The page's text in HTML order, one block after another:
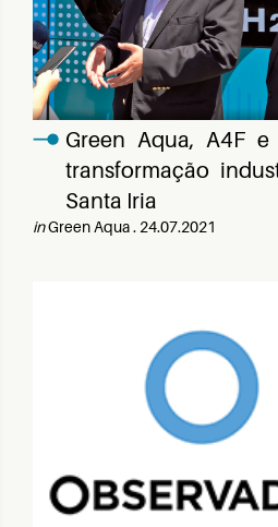
Green Aqua, A4F
transformação
Santa Iria
inGreen Aqua . 24.07.2021